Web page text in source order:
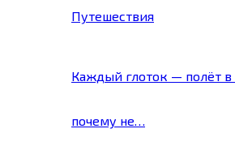
Путешествия
Каждый глоток — полёт в
почему не…